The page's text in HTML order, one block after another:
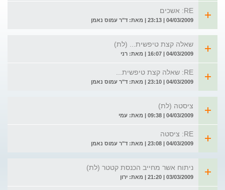
RE: אשכים
04/03/2009 | 23:13 | מאת: ד"ר עמוס נאמן
שאלה קצת טיפשית... (לת)
04/03/2009 | 16:07 | מאת: רני
RE: שאלה קצת טיפשית...
04/03/2009 | 23:10 | מאת: ד"ר עמוס נאמן
ציסטה (לת)
04/03/2009 | 09:38 | מאת: עמי
RE: ציסטה
04/03/2009 | 23:08 | מאת: ד"ר עמוס נאמן
ניתוח אשר מחייב הכנסת קטטר (לת)
03/03/2009 | 21:20 | מאת: ירון